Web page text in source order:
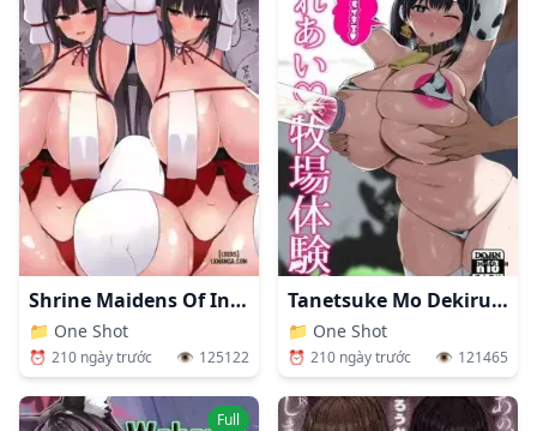
Shrine Maidens Of Injin: Mating Ritual With 2 Busty Miko Sisters, Locked In The Lust God's Shrine!
📁 One Shot
⏰ 210 ngày trước 👁️ 125122
Tanetsuke Mo Dekiru Fureai Bokujou Taiken
📁 One Shot
⏰ 210 ngày trước 👁️ 121465
Full